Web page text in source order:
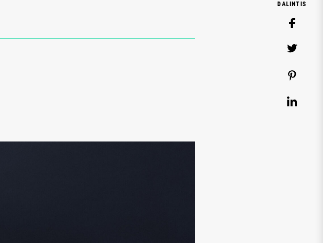
DALINTIS